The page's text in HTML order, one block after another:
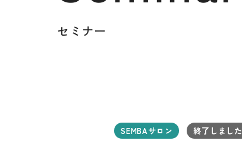
沿革
セミナー
SEMBAサロン 終了しました